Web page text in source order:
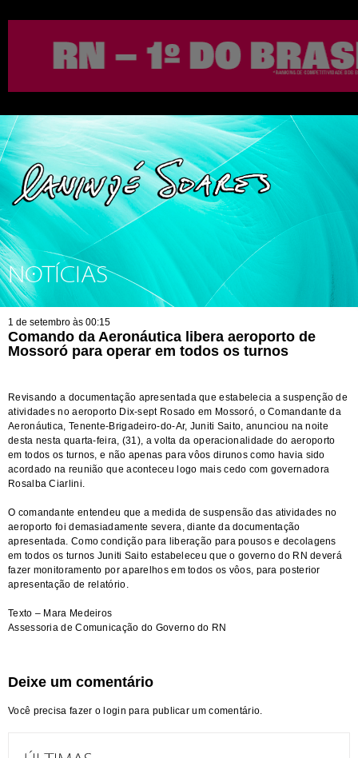
NOTÍCIAS
1 de setembro às 00:15
Comando da Aeronáutica libera aeroporto de
Mossoró para operar em todos os turnos
Revisando a documentação apresentada que estabelecia a suspenção de
atividades no aeroporto Dix-sept Rosado em Mossoró, o Comandante da
Aeronáutica, Tenente-Brigadeiro-do-Ar, Juniti Saito, anunciou na noite
desta nesta quarta-feira, (31), a volta da operacionalidade do aeroporto
em todos os turnos, e não apenas para vôos dirunos como havia sido
acordado na reunião que aconteceu logo mais cedo com governadora
Rosalba Ciarlini.
O comandante entendeu que a medida de suspensão das atividades no
aeroporto foi demasiadamente severa, diante da documentação
apresentada. Como condição para liberação para pousos e decolagens
em todos os turnos Juniti Saito estabeleceu que o governo do RN deverá
fazer monitoramento por aparelhos em todos os vôos, para posterior
apresentação de relatório.
Texto – Mara Medeiros
Assessoria de Comunicação do Governo do RN
Deixe um comentário
Você precisa fazer o login para publicar um comentário.